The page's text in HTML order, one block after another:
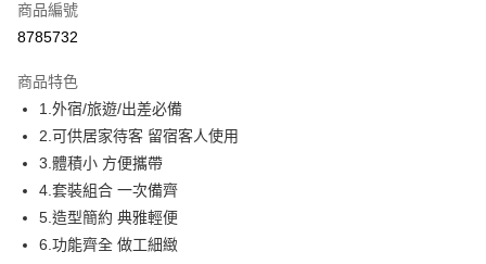
超商取貨付款
Apple Pay
街口支付
悠遊付
Google Pay
商品編號
8785732
商品特色
1.外宿/旅遊/出差必備
2.可供居家待客 留宿客人使用
3.體積小 方便攜帶
4.套裝組合 一次備齊
5.造型簡約 典雅輕便
6.功能齊全 做工細緻